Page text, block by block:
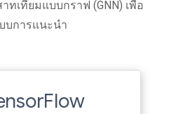
ทเทียมแบบกราฟ (GNN) เพื่อ
บการแนะนำ